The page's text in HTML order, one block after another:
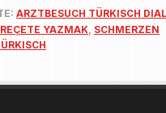
ARZTBESUCH TÜRKISCH
REÇETE YAZMAK, SCHMERZEN